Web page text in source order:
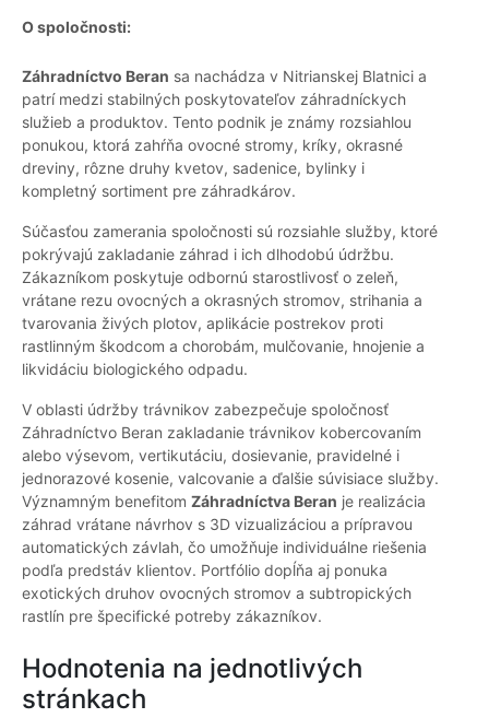
O spoločnosti:
Záhradníctvo Beran sa nachádza v Nitrianskej Blatnici a
patrí medzi stabilných poskytovateľov záhradníckych
služieb a produktov. Tento podnik je známy rozsiahlou
ponukou, ktorá zahŕňa ovocné stromy, kríky, okrasné
dreviny, rôzne druhy kvetov, sadenice, bylinky i
kompletný sortiment pre záhradkárov.
Súčasťou zamerania spoločnosti sú rozsiahle služby, ktoré
pokrývajú zakladanie záhrad i ich dlhodobú údržbu.
Zákazníkom poskytuje odbornú starostlivosť o zeleň,
vrátane rezu ovocných a okrasných stromov, strihania a
tvarovania živých plotov, aplikácie postrekov proti
rastlinným škodcom a chorobám, mulčovanie, hnojenie a
likvidáciu biologického odpadu.
V oblasti údržby trávnikov zabezpečuje spoločnosť
Záhradníctvo Beran zakladanie trávnikov kobercovaním
alebo výsevom, vertikutáciu, dosievanie, pravidelné i
jednorazové kosenie, valcovanie a ďalšie súvisiace služby.
Významným benefitom Záhradníctva Beran je realizácia
záhrad vrátane návrhov s 3D vizualizáciou a prípravou
automatických závlah, čo umožňuje individuálne riešenia
podľa predstáv klientov. Portfólio dopĺňa aj ponuka
exotických druhov ovocných stromov a subtropických
rastlín pre špecifické potreby zákazníkov.
Hodnotenia na jednotlivých
stránkach